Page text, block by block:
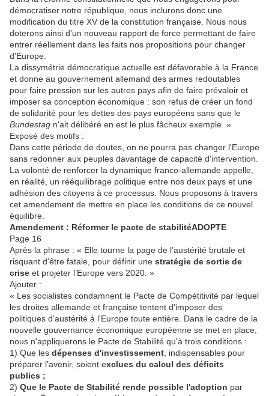
démocratiser notre république, nous inclurons donc une
modification du titre XV de la constitution française. Nous nous
doterons ainsi d'un nouveau rapport de force permettant de faire
entrer réellement dans les faits nos propositions pour changer
d'Europe.
La dissymétrie démocratique actuelle est défavorable à la France
et donne au gouvernement allemand des armes redoutables
pour faire pression sur les autres pays afin de faire prévaloir et
imposer sa conception économique : son refus de créer un fond
de solidarité pour les dettes des pays européens sans que le
Bundestag n'ait délibéré en est le plus fâcheux exemple. »
Exposé des motifs :
Dans cette période de doutes, on ne pourra pas changer l'Europe
sans redonner aux peuples davantage de capacité d'intervention.
La volonté de renforcer la dynamique franco-allemande appelle,
en réalité, un rééquilibrage politique entre nos deux pays et une
adhésion des citoyens à ce processus. Nous proposons à travers
cet amendement de mettre en place les conditions de ce nouvel
équilibre.
Amendement : Réformer le pacte de stabilitéADOPTE
Page 16
Après la phrase : « Elle tourne la page de l’austérité brutale et
risquant d’être fatale, pour définir une stratégie de sortie de
crise et projeter l’Europe vers 2020. »
Ajouter :
« Les socialistes condamnent le Pacte de Compétitivité par lequel
les droites allemande et française tentent d'imposer des
politiques d'austérité à l'Europe toute entière. Dans le cadre de la
nouvelle gouvernance économique européenne se met en place,
nous n'appliquerons le Pacte de Stabilité qu'à trois conditions :
1) Que les dépenses d'investissement , indispensables pour
préparer l'avenir, soient exclues du calcul des déficits
publics ;
2) Que le Pacte de Stabilité rende possible l'adoption par